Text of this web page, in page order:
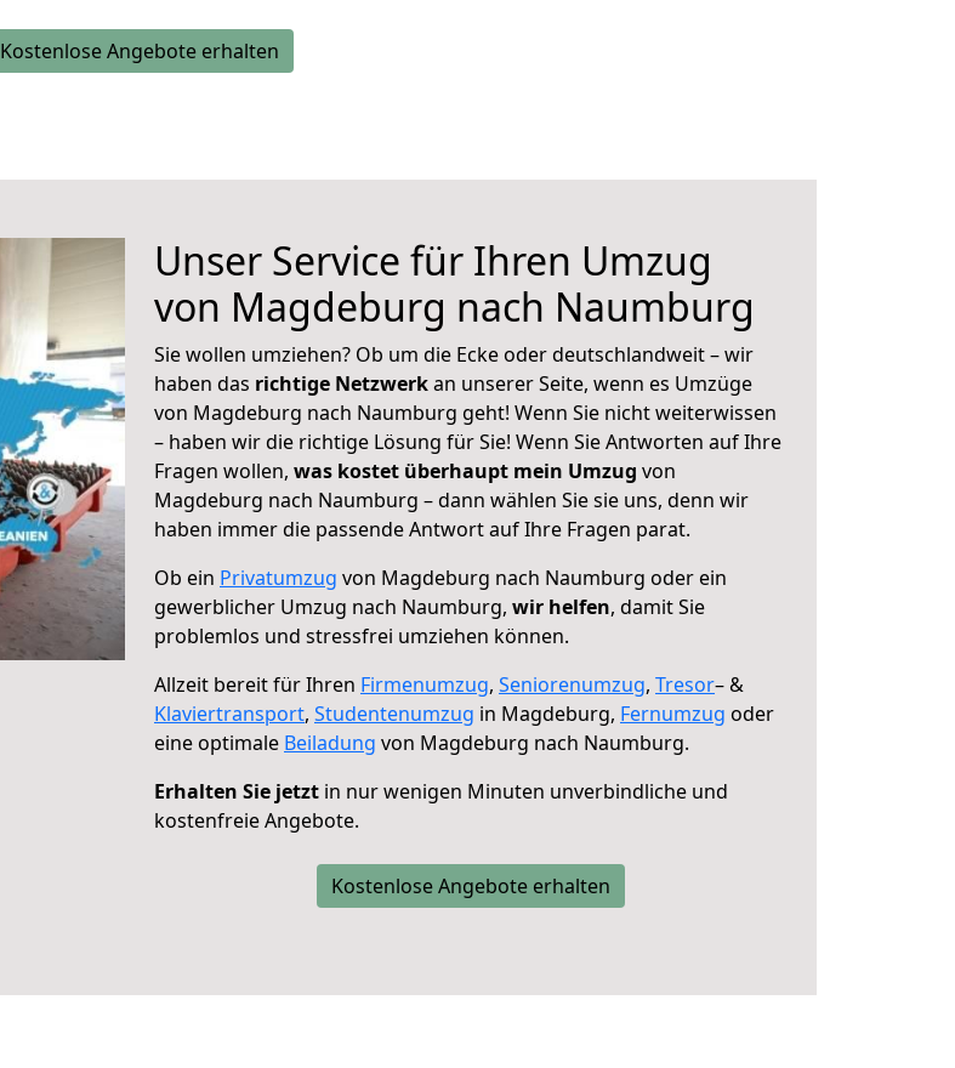
Kostenlose Angebote erhalten
Unser Service für Ihren Umzug
von Magdeburg nach Naumburg
Sie wollen umziehen? Ob um die Ecke oder deutschlandweit – wir
haben das richtige Netzwerkan unserer Seite, wenn es Umzüge
von Magdeburg nach Naumburg geht! Wenn Sie nicht weiterwissen
– haben wir die richtige Lösung für Sie! Wenn Sie Antworten auf Ihre
Fragen wollen, was kostet überhaupt mein Umzug von
Magdeburg nach Naumburg – dann wählen Sie sie uns, denn wir
haben immer die passende Antwort auf Ihre Fragen parat.
Ob ein Privatumzug von Magdeburg nach Naumburg oder ein
gewerblicher Umzug nach Naumburg, wir helfen, damit Sie
problemlos und stressfrei umziehen können.
Allzeit bereit für Ihren Firmenumzug, Seniorenumzug, Tresor– &
Klaviertransport, Studentenumzug in Magdeburg, Fernumzug oder
eine optimale Beiladung von Magdeburg nach Naumburg.
Erhalten Sie jetzt in nur wenigen Minuten unverbindliche und
kostenfreie Angebote.
Kostenlose Angebote erhalten